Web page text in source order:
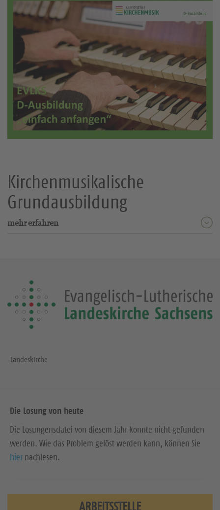
Kirchenmusikalische
Grundausbildung
mehr erfahren
Landeskirche
Die Losung von heute
Die Losungensdatei von diesem Jahr konnte nicht gefunden
werden. Wie das Problem gelöst werden kann, können Sie
hier nachlesen.
ARBEITSSTELLE